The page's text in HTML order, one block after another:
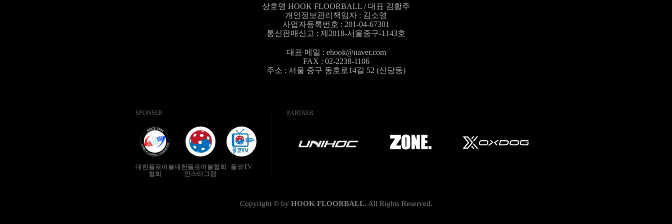
상호명 HOOK FLOORBALL / 대표 김황주
개인정보관리책임자 : 김소영
사업자등록번호 : 201-04-67301
통신판매신고 : 제2018-서울중구-1143호
대표 메일 : ehook@naver.com
FAX : 02-2238-1106
주소 : 서울 중구 동호로14길 52 (신당동)
SPONSER
대한플로어볼
협회
대한플로어볼협회
인스타그램
플코TV
PARTNER
Copyright © by HOOK FLOORBALL. All Rights Reserved.